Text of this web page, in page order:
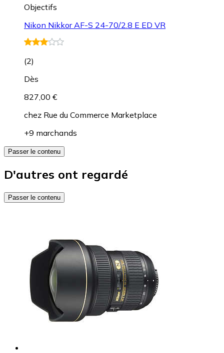
Objectifs
Nikon Nikkor AF-S 24-70/2.8 E ED VR
(2)
Dès
827,00 €
chez Rue du Commerce Marketplace
+9 marchands
Passer le contenu
D'autres ont regardé
Passer le contenu